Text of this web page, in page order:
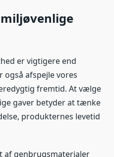
er vigtigere end
også afspejle vores
fremtid. At vælge
gaver betyder at tænke
produkternes levetid
af genbrugsmaterialer